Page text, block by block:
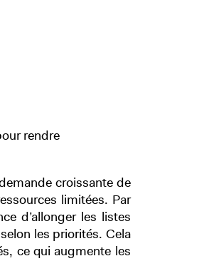
rendre
croissante de
limitées. Par
d’allonger les listes
les priorités. Cela
ce qui augmente les